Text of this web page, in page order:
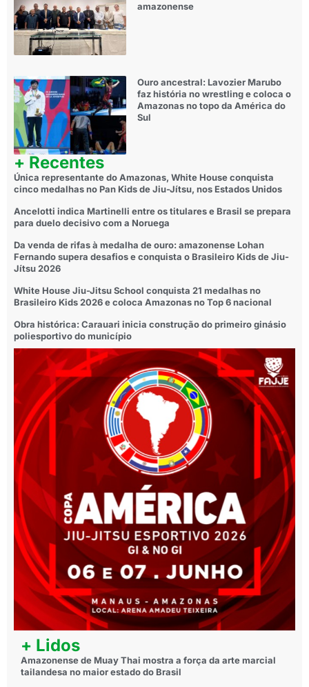
amazonense
Ouro ancestral: Lavozier Marubo
faz história no wrestling e coloca o
Amazonas no topo da América do
Sul
+ Recentes
Única representante do Amazonas, White House conquista
cinco medalhas no Pan Kids de Jiu-Jítsu, nos Estados Unidos
Ancelotti indica Martinelli entre os titulares e Brasil se prepara
para duelo decisivo com a Noruega
Da venda de rifas à medalha de ouro: amazonense Lohan
Fernando supera desafios e conquista o Brasileiro Kids de Jiu-
Jítsu 2026
White House Jiu-Jitsu School conquista 21 medalhas no
Brasileiro Kids 2026 e coloca Amazonas no Top 6 nacional
Obra histórica: Carauari inicia construção do primeiro ginásio
poliesportivo do município
+ Lidos
Amazonense de Muay Thai mostra a força da arte marcial
tailandesa no maior estado do Brasil